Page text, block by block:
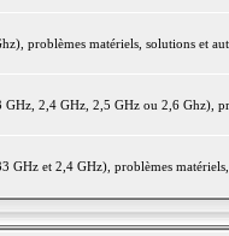
problèmes matériels, solutions et
2,4 GHz, 2,5 GHz ou 2,6 Ghz),
et 2,4 GHz), problèmes matériels,